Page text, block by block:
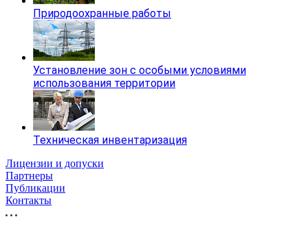
Природоохранные работы
Установление зон с особыми условиями
использования территории
Техническая инвентаризация
Лицензии и допуски
Партнеры
Публикации
Контакты